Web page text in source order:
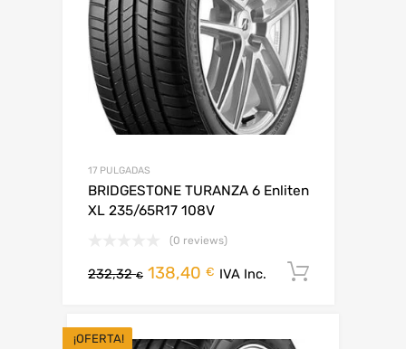
17 PULGADAS
BRIDGESTONE TURANZA 6 Enliten
XL 235/65R17 108V
(0 reviews)
232,32€ 138,40 € IVA Inc.
¡OFERTA!